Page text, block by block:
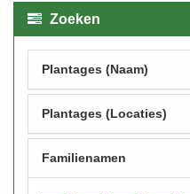
Zoeken
Plantages (Naam)
Plantages (Locaties)
Familienamen